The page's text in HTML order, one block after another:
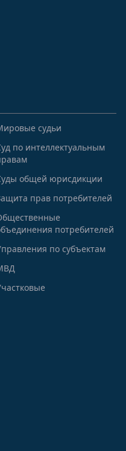
судьи
по интеллектуальным
общей юрисдикции
прав потребителей
потребителей
по субъектам